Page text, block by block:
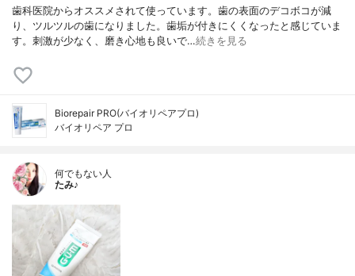
歯科医院からオススメされて使っています。歯の表面のデコボコが減
り、ツルツルの歯になりました。歯垢が付きにくくなったと感じていま
す。刺激が少なく、磨き心地も良いで…続きを見る
Biorepair PRO(バイオリペアプロ)
バイオリペア プロ
何でもない人
たみ♪